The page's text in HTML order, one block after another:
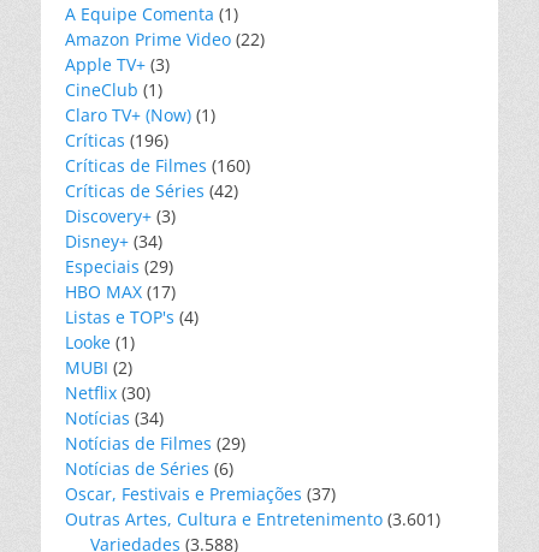
A Equipe Comenta (1)
Amazon Prime Video (22)
Apple TV+ (3)
CineClub (1)
Claro TV+ (Now) (1)
Críticas (196)
Críticas de Filmes (160)
Críticas de Séries (42)
Discovery+ (3)
Disney+ (34)
Especiais (29)
HBO MAX (17)
Listas e TOP's (4)
Looke (1)
MUBI (2)
Netflix (30)
Notícias (34)
Notícias de Filmes (29)
Notícias de Séries (6)
Oscar, Festivais e Premiações (37)
Outras Artes, Cultura e Entretenimento (3.601)
Variedades (3.588)